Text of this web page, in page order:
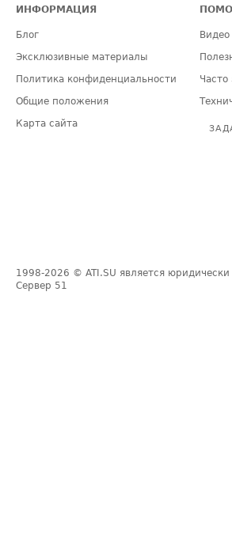
ИНФОРМАЦИЯ
Блог
Эксклюзивные материалы
Политика конфиденциальности
Общие положения
Карта сайта
Видео
Часто
1998-2026 © ATI.SU является
Сервер 51